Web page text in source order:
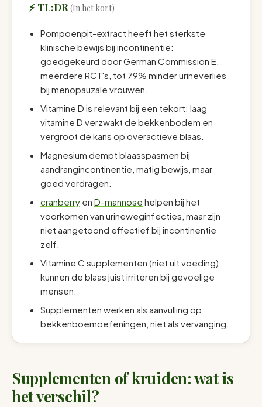
TL;DR
Pompoenpit-extract heeft het sterkste
klinische bewijs bij incontinentie:
goedgekeurd door German Commission E,
meerdere RCT's, tot 79% minder urineverlies
bij menopauzale vrouwen.
Vitamine D is relevant bij een tekort: laag
vitamine D verzwakt de bekkenbodem en
vergroot de kans op overactieve blaas.
Magnesium dempt blaasspasmen bij
aandrangincontinentie, matig bewijs, maar
goed verdragen.
cranberry en D-mannose helpen bij het
voorkomen van urineweginfecties, maar zijn
niet aangetoond effectief bij incontinentie
zelf.
Vitamine C supplementen (niet uit voeding)
kunnen de blaas juist irriteren bij gevoelige
mensen.
Supplementen werken als aanvulling op
bekkenboemoefeningen, niet als vervanging.
Supplementen of kruiden: wat is
het verschil?